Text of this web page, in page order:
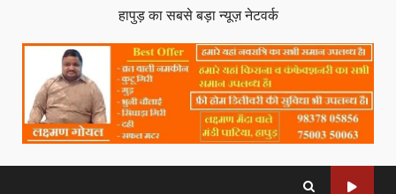
हापुड़ का सबसे बड़ा न्यूज़ नेटवर्क